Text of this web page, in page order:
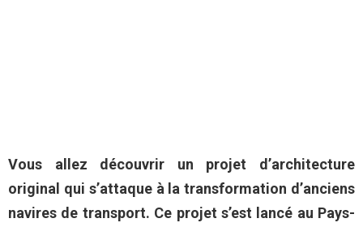
Vous allez découvrir un projet d’architecture
original qui s’attaque à la transformation d’anciens
navires de transport. Ce projet s’est lancé au Pays-